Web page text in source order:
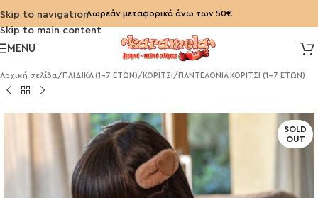
Skip to navigation
Skip to main content
Δωρεάν μεταφορικά άνω των 50€
MENU
Αρχική σελίδα/ ΠΑΙΔΙΚΑ (1-7 ΕΤΩΝ)/ ΚΟΡΙΤΣΙ / ΠΑΝΤΕΛΟΝΙΑ ΚΟΡΙΤΣΙ (1-7 ΕΤΩΝ)
SOLD
OUT